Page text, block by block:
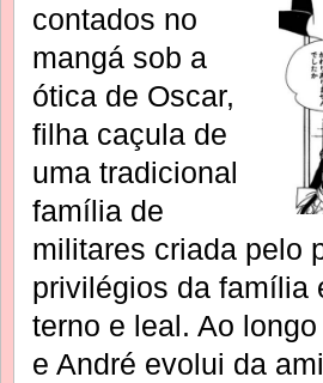
contados no
mangá sob a
ótica de Oscar,
filha caçula de
uma tradicional
família de
militares criada pelo
privilégios da família
terno e leal. Ao
e André evolui da